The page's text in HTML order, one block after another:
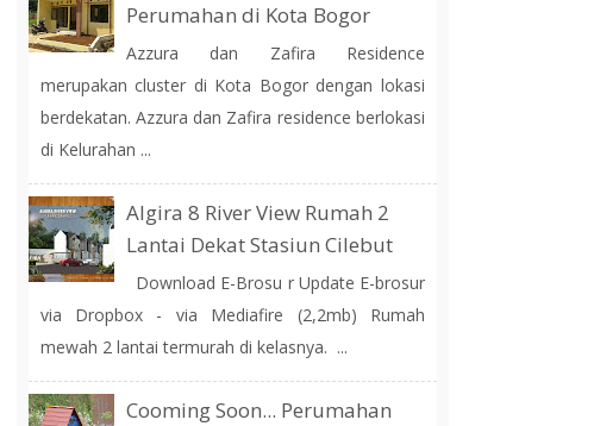
Perumahan di Kota Bogor
Azzura dan Zafira Residence
merupakan cluster di Kota Bogor dengan lokasi
berdekatan. Azzura dan Zafira residence berlokasi
di Kelurahan ...
Algira 8 River View Rumah 2
Lantai Dekat Stasiun Cilebut
Download E-Brosu r Update E-brosur
via Dropbox - via Mediafire (2,2mb) Rumah
mewah 2 lantai termurah di kelasnya. ...
Cooming Soon... Perumahan